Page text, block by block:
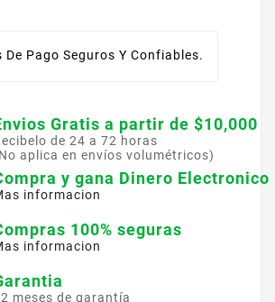
De Pago Seguros Y Confiables.
Gratis a partir de $10,000
de 24 a 72 horas
aplica en envíos volumétricos)
y gana Dinero Electronico
informacion
100% seguras
informacion
meses de garantía